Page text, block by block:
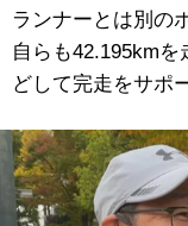
ランナーとは別の
自らも42.195km
どして完走をサポ